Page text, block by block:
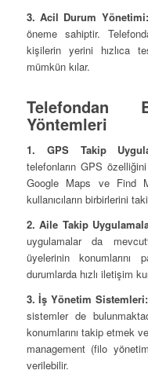
3. Acil Durum Yönetimi:
öneme sahiptir.
kişilerin yerini hızlıca
mümkün kılar.
Yöntemleri
1. GPS Takip
telefonların GPS
Google Maps ve Find
kullanıcıların birbirlerini
2. Aile Takip
uygulamalar da
üyelerinin konumlarını
durumlarda hızlı iletişim
3. İş Yönetim Sistemleri:
sistemler de
konumlarını takip etmek
management (filo
verilebilir.